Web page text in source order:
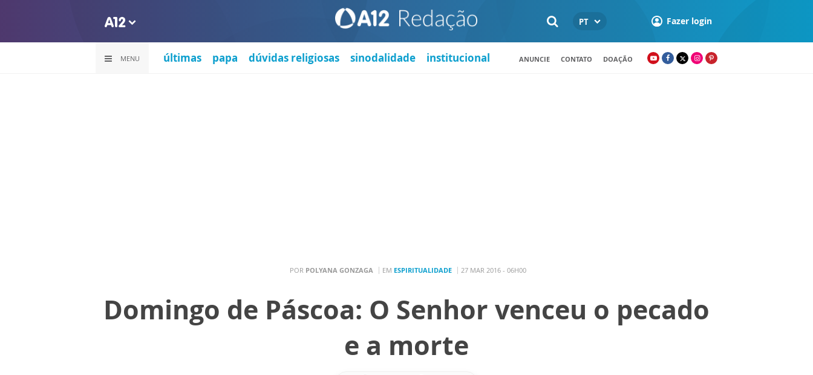
PT Fazer login
MENU últimas papa dúvidas religiosas sinodalidade institucional ANUNCIE CONTATO DOAÇÃO
POR POLYANA GONZAGA EM ESPIRITUALIDADE 27 MAR 2016 - 06H00
Domingo de Páscoa: O Senhor venceu o pecado
e a morte